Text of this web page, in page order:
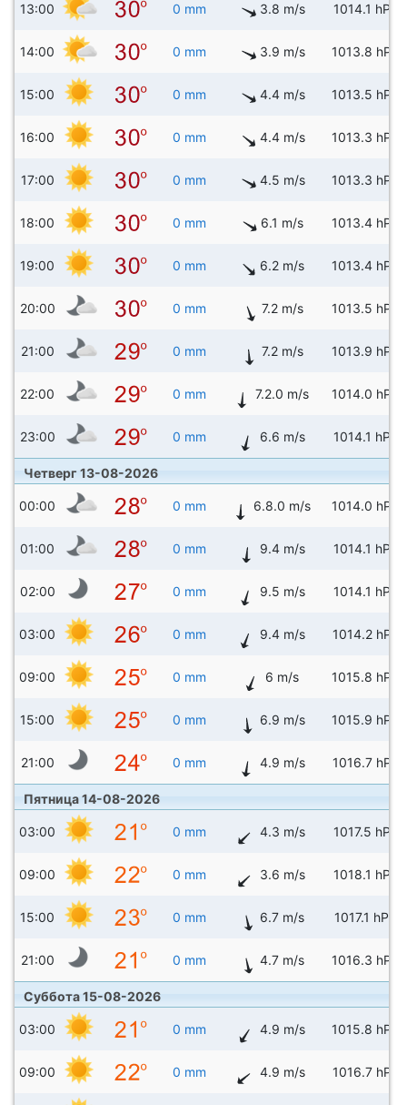
13:00 0 mm 3.8 m/s 1014.1 hPa
14:00 0 mm 3.9 m/s 1013.8 hPa
15:00 0 mm 4.4 m/s 1013.5 hPa
16:00 0 mm 4.4 m/s 1013.3 hPa
17:00 0 mm 4.5 m/s 1013.3 hPa
18:00 0 mm 6.1 m/s 1013.4 hPa
19:00 0 mm 6.2 m/s 1013.4 hPa
20:00 0 mm 7.2 m/s 1013.5 hPa
21:00 0 mm 7.2 m/s 1013.9 hPa
22:00 0 mm 7.2.0 m/s 1014.0 hPa
23:00 0 mm 6.6 m/s 1014.1 hPa
Четверг 13-08-2026
00:00 0 mm 6.8.0 m/s 1014.0 hPa
01:00 0 mm 9.4 m/s 1014.1 hPa
02:00 0 mm 9.5 m/s 1014.1 hPa
03:00 0 mm 9.4 m/s 1014.2 hPa
09:00 0 mm 6 m/s 1015.8 hPa
15:00 0 mm 6.9 m/s 1015.9 hPa
21:00 0 mm 4.9 m/s 1016.7 hPa
Пятница 14-08-2026
03:00 0 mm 4.3 m/s 1017.5 hPa
09:00 0 mm 3.6 m/s 1018.1 hPa
15:00 0 mm 6.7 m/s 1017.1 hPa
21:00 0 mm 4.7 m/s 1016.3 hPa
Суббота 15-08-2026
03:00 0 mm 4.9 m/s 1015.8 hPa
09:00 0 mm 4.9 m/s 1016.7 hPa